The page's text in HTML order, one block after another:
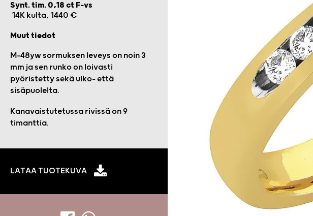
Synt. tim. 0,18 ct F-vs
14K kulta, 1440 €
Muut tiedot
M-48yw sormuksen leveys on noin 3
mm ja sen runko on loivasti
pyöristetty sekä ulko- että
sisäpuolelta.
Kanavaistutetussa rivissä on 9
timanttia.
LATAA TUOTEKUVA